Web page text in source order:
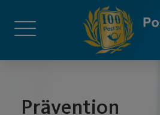
Prävention